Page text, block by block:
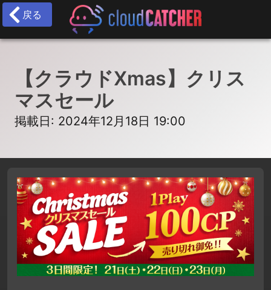
戻る
【クラウドXmas】クリス
マスセール
掲載日: 2024年12月18日 19:00